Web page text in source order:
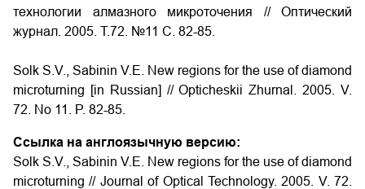
технологии алмазного микроточения // Оптический
журнал. 2005. Т.72. №11 С. 82-85.
Solk S.V., Sabinin V.E. New regions for the use of diamond
microturning [in Russian] // Opticheskii Zhurnal. 2005. V.
72. No 11. P. 82-85
Ссылка на англоязычную версию:
Solk S.V., Sabinin V.E. New regions for the use of diamond
microturning // Journal of Optical Technology. 2005. V. 72.